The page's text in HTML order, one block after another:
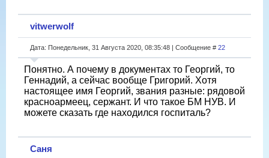
vitwerwolf
Дата: Понедельник, 31 Августа 2020, 08:35:48 | Сообщение # 22
Понятно. А почему в документах то Георгий, то
Геннадий, а сейчас вообще Григорий. Хотя
настоящее имя Георгий, звания разные: рядовой
красноармеец, сержант. И что такое БМ НУВ. И
можете сказать где находился госпиталь?
Саня